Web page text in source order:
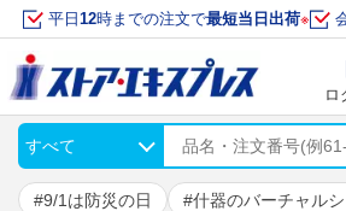
平日 12時までの注文で最短当日出荷※
ロ
9/1は防災の日 什器のバーチャル